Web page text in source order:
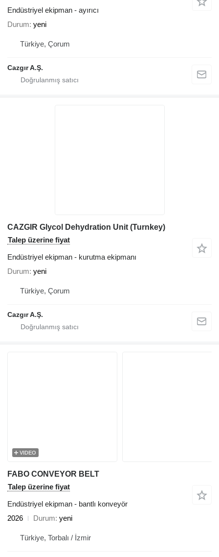
Endüstriyel ekipman - ayırıcı
Durum yeni
Türkiye, Çorum
Cazgır A.Ş.
CAZGIR Glycol Dehydration Unit (Turnkey)
Talep üzerine fiyat
Endüstriyel ekipman - kurutma ekipmanı
Durum yeni
Türkiye, Çorum
Cazgır A.Ş.
VIDEO
FABO CONVEYOR BELT
Talep üzerine fiyat
Endüstriyel ekipman - bantlı konveyör
2026
Durum yeni
Türkiye, Torbalı / İzmir